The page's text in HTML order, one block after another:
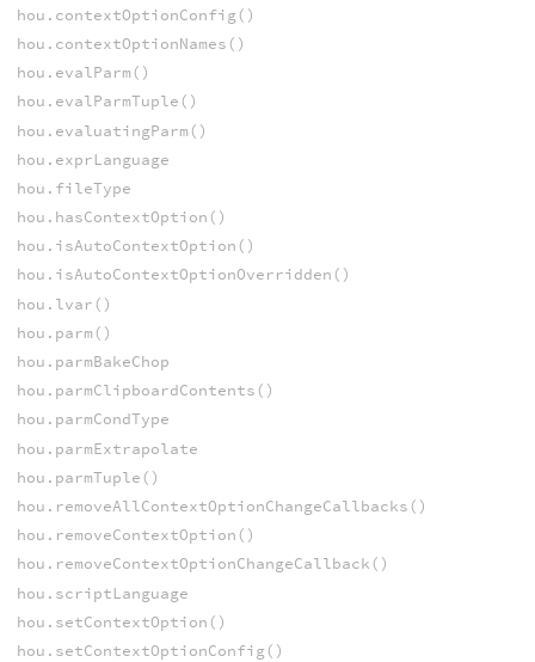
hou.contextOptionConfig()
hou.contextOptionNames()
hou.evalParm()
hou.evalParmTuple()
hou.evaluatingParm()
hou.exprLanguage
hou.fileType
hou.hasContextOption()
hou.isAutoContextOption()
hou.isAutoContextOptionOverridden()
hou.lvar()
hou.parm()
hou.parmBakeChop
hou.parmClipboardContents()
hou.parmCondType
hou.parmExtrapolate
hou.parmTuple()
hou.removeAllContextOptionChangeCallbacks()
hou.removeContextOption()
hou.removeContextOptionChangeCallback()
hou.scriptLanguage
hou.setContextOption()
hou.setContextOptionConfig()